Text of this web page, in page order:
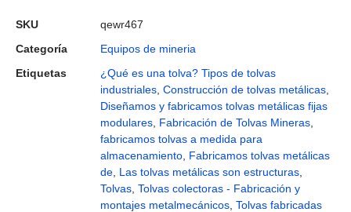
SKU
qewr467
Categoría
Equipos de mineria
Etiquetas
¿Qué es una tolva? Tipos de tolvas
industriales Construcción de tolvas metálicas
Diseñamos y fabricamos tolvas metálicas fijas
modulares Fabricación de Tolvas Mineras
fabricamos tolvas a medida para
almacenamiento Fabricamos tolvas metálicas
de Las tolvas metálicas son estructuras
Tolvas Tolvas colectoras - Fabricación y
montajes metalmecánicos Tolvas fabricadas